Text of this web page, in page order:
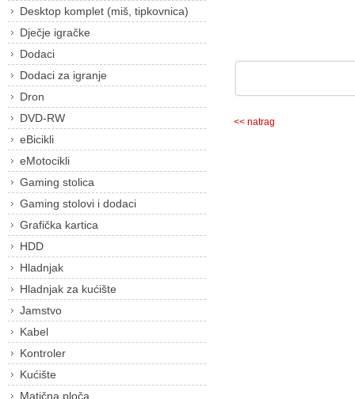
Desktop komplet (miš, tipkovnica)
Dječje igračke
Dodaci
Dodaci za igranje
Dron
DVD-RW
eBicikli
eMotocikli
Gaming stolica
Gaming stolovi i dodaci
Grafička kartica
HDD
Hladnjak
Hladnjak za kućište
Jamstvo
Kabel
Kontroler
Kućište
Matična ploča
<< natrag